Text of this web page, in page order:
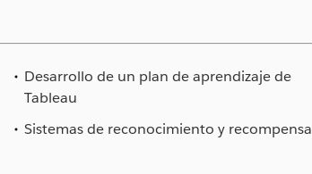
Desarrollo de un plan de aprendizaje de
Tableau
Sistemas de reconocimiento y recompensa